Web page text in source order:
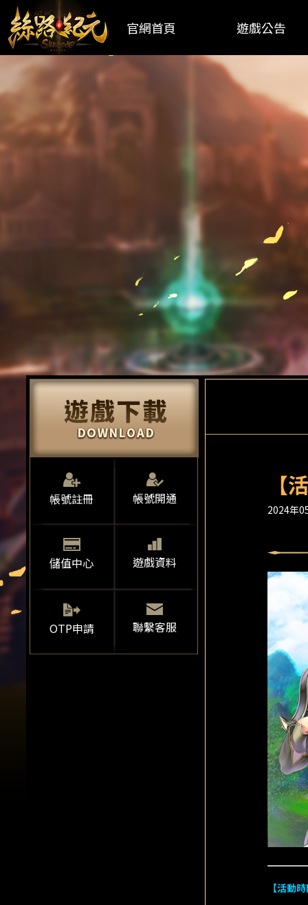
官網首頁 遊戲公告
帳號註冊 帳號開通
儲值中心 遊戲資料
OTP申請 聯繫客服
【
2024年
【活動